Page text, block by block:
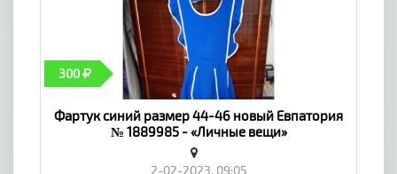
300
Фартук синий размер 44-46 новый Евпатория
№ 1889985 - «Личные вещи»
2-02-2023, 09:05